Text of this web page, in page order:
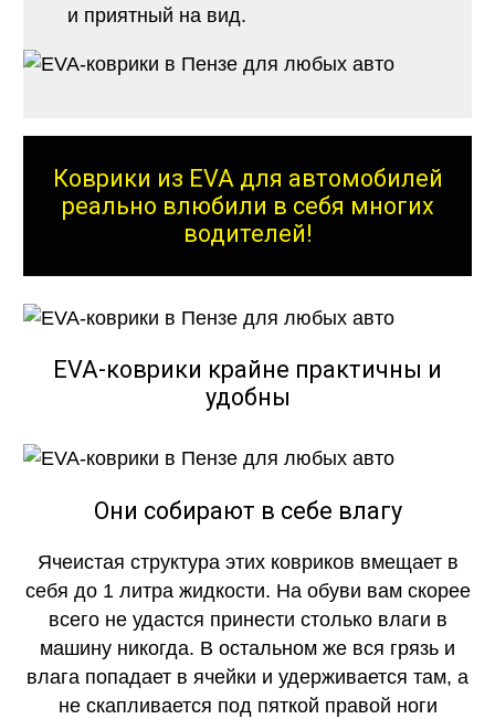
и приятный на вид.
Коврики из EVA для автомобилей
реально влюбили в себя многих
водителей!
EVA-коврики крайне практичны и
удобны
Они собирают в себе влагу
Ячеистая структура этих ковриков вмещает в
себя до 1 литра жидкости. На обуви вам скорее
всего не удастся принести столько влаги в
машину никогда. В остальном же вся грязь и
влага попадает в ячейки и удерживается там, а
не скапливается под пяткой правой ноги